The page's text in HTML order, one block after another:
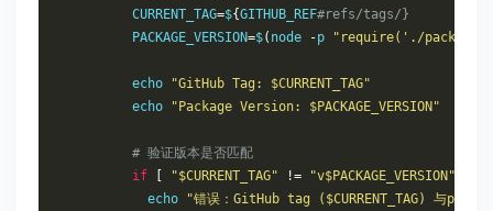
          CURRENT_TAG
=${GITHUB_REF#refs/tags/}
          PACKAGE_VERSION
=$( node -p "require('./
          echo
"GitHub Tag: $CURRENT_TAG"
          echo
"Package Version: $PACKAGE_VERSION"
# 验证版本是否匹配
if
[ "$CURRENT_TAG" != "v$PACKAGE_VERSION"
            echo
"错误：GitHub tag ($CURRENT_TAG) 与